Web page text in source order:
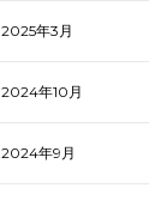
2025年3月
2024年10月
2024年9月